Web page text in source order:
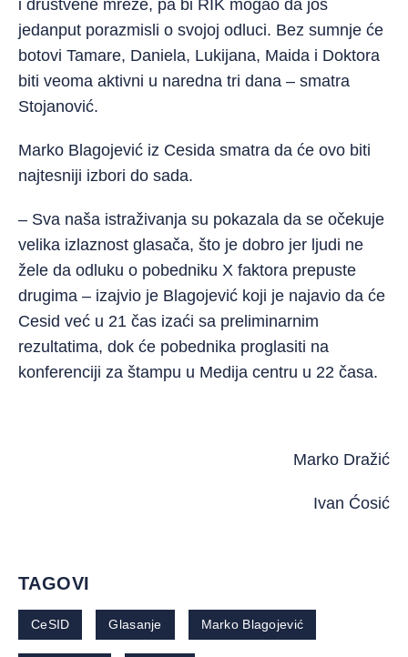
i društvene mreže, pa bi RIK mogao da još
jedanput porazmisli o svojoj odluci. Bez sumnje će
botovi Tamare, Daniela, Lukijana, Maida i Doktora
biti veoma aktivni u naredna tri dana – smatra
Stojanović.
Marko Blagojević iz Cesida smatra da će ovo biti
najtesniji izbori do sada.
– Sva naša istraživanja su pokazala da se očekuje
velika izlaznost glasača, što je dobro jer ljudi ne
žele da odluku o pobedniku X faktora prepuste
drugima – izajvio je Blagojević koji je najavio da će
Cesid već u 21 čas izaći sa preliminarnim
rezultatima, dok će pobednika proglasiti na
konferenciji za štampu u Medija centru u 22 časa.
Marko Dražić
Ivan Ćosić
TAGOVI
CeSID Glasanje Marko Blagojević